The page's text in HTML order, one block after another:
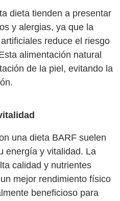
dieta tienden a presentar
y alergias, ya que la
reduce el riesgo
alimentación natural
de la piel, evitando la
una dieta BARF suelen
energía y vitalidad. La
calidad y nutrientes
mejor rendimiento físico
beneficioso para